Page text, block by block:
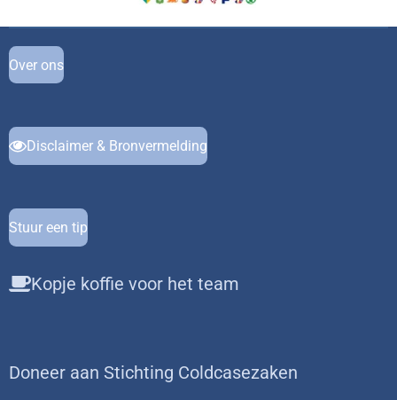
Over ons
Disclaimer & Bronvermelding
Stuur een tip
Kopje koffie voor het team
Doneer aan Stichting Coldcasezaken